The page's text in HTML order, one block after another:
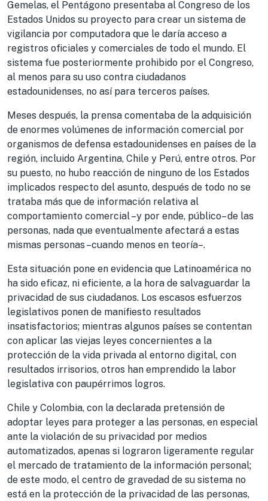
Gemelas, el Pentágono presentaba al Congreso de los
Estados Unidos su proyecto para crear un sistema de
vigilancia por computadora que le daría acceso a
registros oficiales y comerciales de todo el mundo. El
sistema fue posteriormente prohibido por el Congreso,
al menos para su uso contra ciudadanos
estadounidenses, no así para terceros países.
Meses después, la prensa comentaba de la adquisición
de enormes volúmenes de información comercial por
organismos de defensa estadounidenses en países de la
región, incluido Argentina, Chile y Perú, entre otros. Por
su puesto, no hubo reacción de ninguno de los Estados
implicados respecto del asunto, después de todo no se
trataba más que de información relativa al
comportamiento comercial –y por ende, público– de las
personas, nada que eventualmente afectará a estas
mismas personas –cuando menos en teoría–.
Esta situación pone en evidencia que Latinoamérica no
ha sido eficaz, ni eficiente, a la hora de salvaguardar la
privacidad de sus ciudadanos. Los escasos esfuerzos
legislativos ponen de manifiesto resultados
insatisfactorios; mientras algunos países se contentan
con aplicar las viejas leyes concernientes a la
protección de la vida privada al entorno digital, con
resultados irrisorios, otros han emprendido la labor
legislativa con paupérrimos logros.
Chile y Colombia, con la declarada pretensión de
adoptar leyes para proteger a las personas, en especial
ante la violación de su privacidad por medios
automatizados, apenas si lograron ligeramente regular
el mercado de tratamiento de la información personal;
de este modo, el centro de gravedad de su sistema no
está en la protección de la privacidad de las personas,